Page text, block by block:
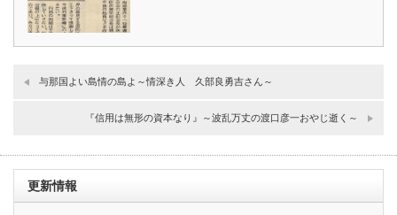
与那国よい島情の島よ～情深き人 久部良勇吉さん～
『信用は無形の資本なり』～波乱万丈の渡口彦一おやじ逝く～
更新情報